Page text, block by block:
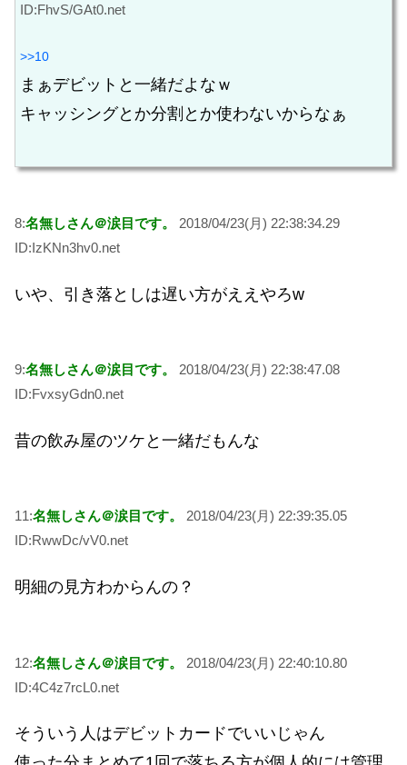
ID:FhvS/GAt0.net
>>10
まぁデビットと一緒だよなｗ
キャッシングとか分割とか使わないからなぁ
8:名無しさん＠涙目です。
2018/04/23(月) 22:38:34.29
ID:IzKNn3hv0.net
いや、引き落としは遅い方がええやろw
9:名無しさん＠涙目です。
2018/04/23(月) 22:38:47.08
ID:FvxsyGdn0.net
昔の飲み屋のツケと一緒だもんな
11:名無しさん＠涙目です。
2018/04/23(月) 22:39:35.05
ID:RwwDc/vV0.net
明細の見方わからんの？
12:名無しさん＠涙目です。
2018/04/23(月) 22:40:10.80
ID:4C4z7rcL0.net
そういう人はデビットカードでいいじゃん